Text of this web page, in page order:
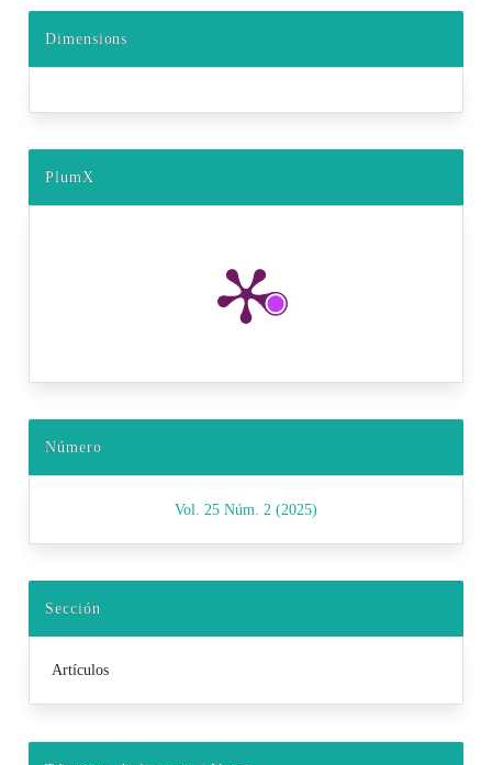
Dimensions
PlumX
Número
Vol. 25 Núm. 2 (2025)
Sección
Artículos